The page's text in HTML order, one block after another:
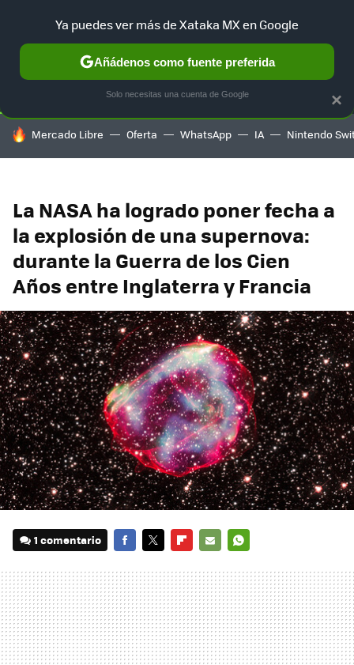
SELECCIÓN GAMING HOME AUTO TERRITORIO
HOY SE HABLA DE
Mercado Libre Oferta WhatsApp IA Nintendo
La NASA ha logrado poner fecha a
la explosión de una supernova:
durante la Guerra de los Cien
Años entre Inglaterra y Francia
1 comentario
MAIL
×
Ya puedes ver más de Xataka MX en Google
Añádenos como fuente preferida
Solo necesitas una cuenta de Google